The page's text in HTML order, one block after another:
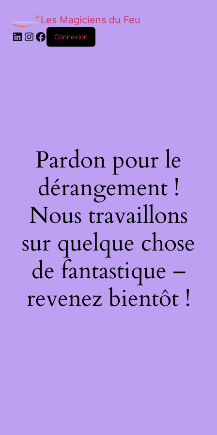
Les Magiciens du Feu
LinkedIn
Instagram
Facebook
Connexion
Pardon pour le
dérangement !
Nous travaillons
sur quelque chose
de fantastique –
revenez bientôt !